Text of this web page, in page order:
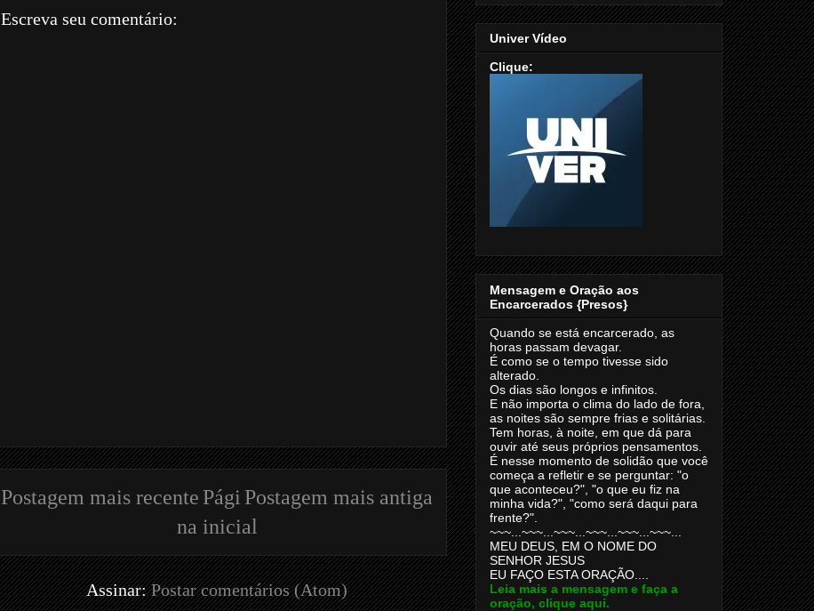
Escreva seu comentário:
Postagem mais recente Postagem mais antiga
Pági
na inicial
Assinar:Postar comentários (Atom)
Univer Vídeo
Clique:
Mensagem e Oração aos
Encarcerados {Presos}
Quando se está encarcerado, as
horas passam devagar.
É como se o tempo tivesse sido
alterado.
Os dias são longos e infinitos.
E não importa o clima do lado de fora,
as noites são sempre frias e solitárias.
Tem horas, à noite, em que dá para
ouvir até seus próprios pensamentos.
É nesse momento de solidão que você
começa a refletir e se perguntar: "o
que aconteceu?", "o que eu fiz na
minha vida?", "como será daqui para
frente?".
~~~...~~~...~~~...~~~...~~~...~~~...
MEU DEUS, EM O NOME DO
SENHOR JESUS
EU FAÇO ESTA ORAÇÃO....
Leia mais a mensagem e faça a
oração, clique aqui.